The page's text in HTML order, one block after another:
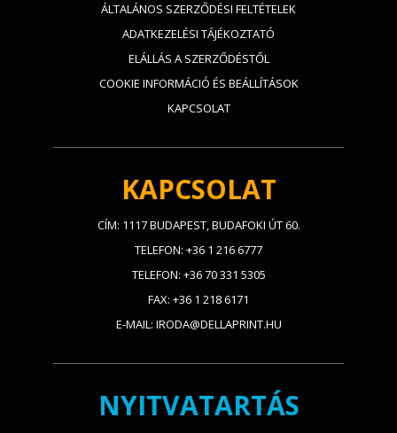
ÁLTALÁNOS SZERZŐDÉSI FELTÉTELEK
ADATKEZELÉSI TÁJÉKOZTATÓ
ELÁLLÁS A SZERZŐDÉSTŐL
COOKIE INFORMÁCIÓ ÉS BEÁLLÍTÁSOK
KAPCSOLAT
KAPCSOLAT
CÍM: 1117 BUDAPEST, BUDAFOKI ÚT 60.
TELEFON: +36 1 216 6777
TELEFON: +36 70 331 5305
FAX: +36 1 218 6171
E-MAIL: IRODA@DELLAPRINT.HU
NYITVATARTÁS